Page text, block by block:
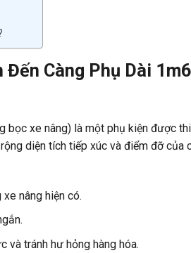
Đến Càng Phụ Dài
bọc xe nâng) là một phụ kiện được
diện tích tiếp xúc và điểm đỡ của
nâng hiện có.
và tránh hư hỏng hàng hóa.